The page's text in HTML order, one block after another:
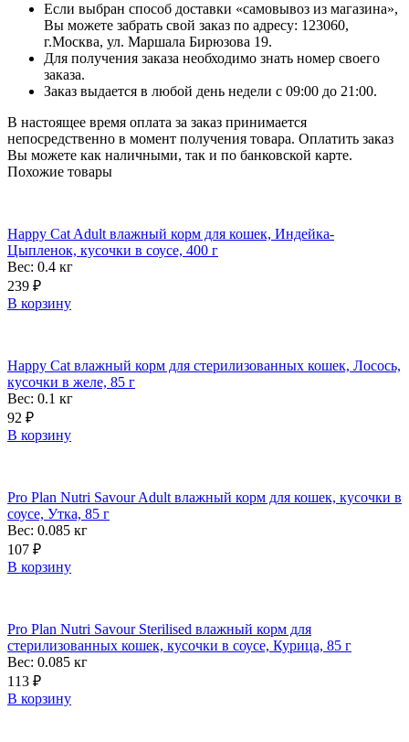
Если выбран способ доставки «самовывоз из магазина»,
Вы можете забрать свой заказ по адресу: 123060,
г.Москва, ул. Маршала Бирюзова 19.
Для получения заказа необходимо знать номер своего
заказа.
Заказ выдается в любой день недели с 09:00 до 21:00.
В настоящее время оплата за заказ принимается
непосредственно в момент получения товара. Оплатить заказ
Вы можете как наличными, так и по банковской карте.
Похожие товары
Happy Cat Adult влажный корм для кошек, Индейка-
Цыпленок, кусочки в соусе, 400 г
Вес: 0.4 кг
239 ₽
В корзину
Happy Cat влажный корм для стерилизованных кошек, Лосось,
кусочки в желе, 85 г
Вес: 0.1 кг
92 ₽
В корзину
Pro Plan Nutri Savour Adult влажный корм для кошек, кусочки в
соусе, Утка, 85 г
Вес: 0.085 кг
107 ₽
В корзину
Pro Plan Nutri Savour Sterilised влажный корм для
стерилизованных кошек, кусочки в соусе, Курица, 85 г
Вес: 0.085 кг
113 ₽
В корзину